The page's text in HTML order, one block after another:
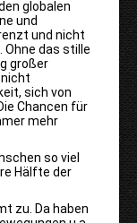
globalen
und
und nicht
das stille
großer
sich von
Chancen für
mehr
so viel
Hälfte der
zu. Da haben